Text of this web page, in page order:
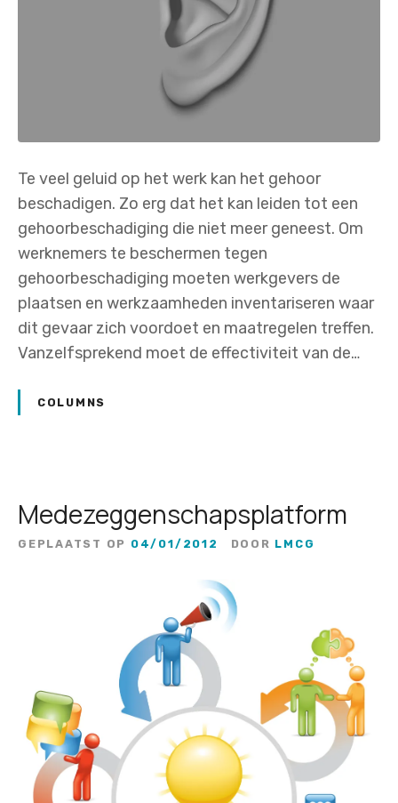
Te veel geluid op het werk kan het gehoor
beschadigen. Zo erg dat het kan leiden tot een
gehoorbeschadiging die niet meer geneest. Om
werknemers te beschermen tegen
gehoorbeschadiging moeten werkgevers de
plaatsen en werkzaamheden inventariseren waar
dit gevaar zich voordoet en maatregelen treffen.
Vanzelfsprekend moet de effectiviteit van de…
COLUMNS
Medezeggenschapsplatform
GEPLAATST OP 04/01/2012 DOOR LMCG